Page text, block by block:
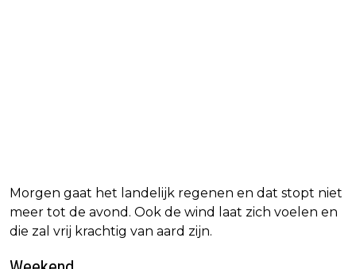
Morgen gaat het landelijk regenen en dat stopt niet
meer tot de avond. Ook de wind laat zich voelen en
die zal vrij krachtig van aard zijn.